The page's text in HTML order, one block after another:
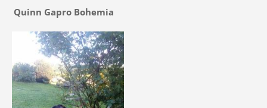
Quinn Gapro Bohemia